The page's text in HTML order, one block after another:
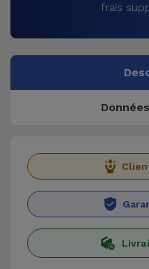
frais